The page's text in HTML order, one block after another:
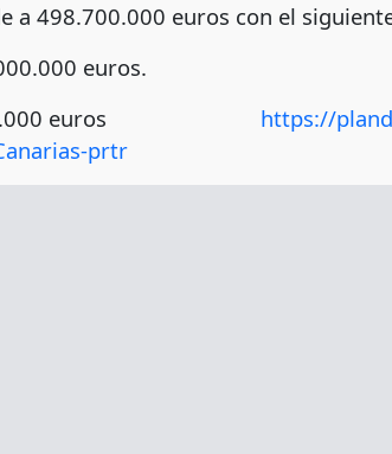
a 498.700.000 euros con el
euros.
301.700.000 euros https://
prtr